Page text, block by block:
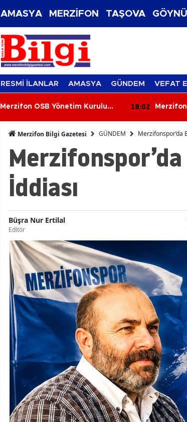
AMASYA MERZİFON TAŞOVA
RESMİ İLANLAR AMASYA GÜNDEM VEFAT
Merzifon OSB Yönetim Kurulu
18:02
Merzifon Bilgi Gazetesi GÜNDEM Merzifonspor’da
İddiası
Büşra Nur Ertilal
Editör